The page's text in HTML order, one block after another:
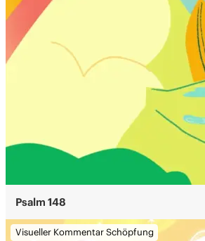
Psalm 148
Visueller Kommentar Schöpfung